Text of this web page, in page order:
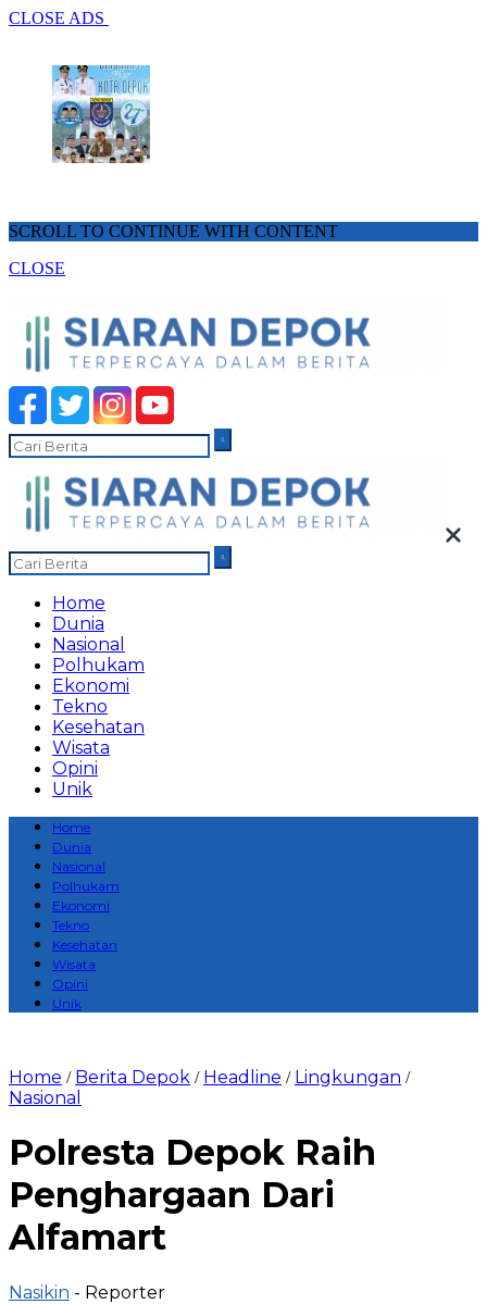
CLOSE ADS
SCROLL TO CONTINUE WITH CONTENT
CLOSE
Home
Dunia
Nasional
Polhukam
Ekonomi
Tekno
Kesehatan
Wisata
Opini
Unik
Home
Dunia
Nasional
Polhukam
Ekonomi
Tekno
Kesehatan
Wisata
Opini
Unik
Home / Berita Depok / Headline / Lingkungan /
Nasional
Polresta Depok Raih
Penghargaan Dari
Alfamart
Nasikin - Reporter